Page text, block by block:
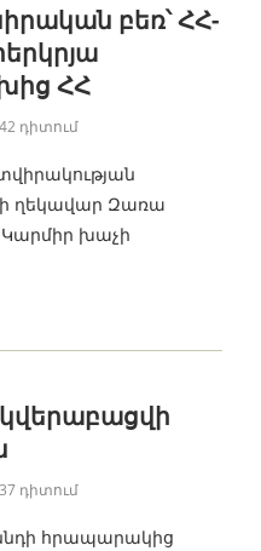
բեռ՝ ՀՀ-
ՀՀ
դիտում
ղեկավար Զառա
Կարմիր խաչի
դիտում
հրապարակից